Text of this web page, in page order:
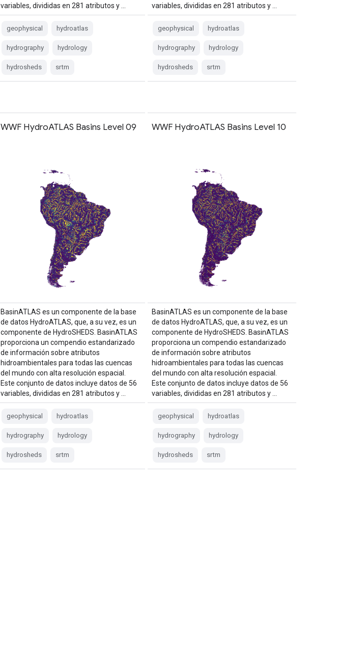
variables, divididas en 281 atributos y …
geophysical hydroatlas
hydrography hydrology
hydrosheds srtm
variables, divididas en 281 atributos y …
geophysical hydroatlas
hydrography hydrology
hydrosheds srtm
WWF HydroATLAS Basins Level 09
BasinATLAS es un componente de la base
de datos HydroATLAS, que, a su vez, es un
componente de HydroSHEDS. BasinATLAS
proporciona un compendio estandarizado
de información sobre atributos
hidroambientales para todas las cuencas
del mundo con alta resolución espacial.
Este conjunto de datos incluye datos de 56
variables, divididas en 281 atributos y …
geophysical hydroatlas
hydrography hydrology
hydrosheds srtm
WWF HydroATLAS Basins Level 10
BasinATLAS es un componente de la base
de datos HydroATLAS, que, a su vez, es un
componente de HydroSHEDS. BasinATLAS
proporciona un compendio estandarizado
de información sobre atributos
hidroambientales para todas las cuencas
del mundo con alta resolución espacial.
Este conjunto de datos incluye datos de 56
variables, divididas en 281 atributos y …
geophysical hydroatlas
hydrography hydrology
hydrosheds srtm